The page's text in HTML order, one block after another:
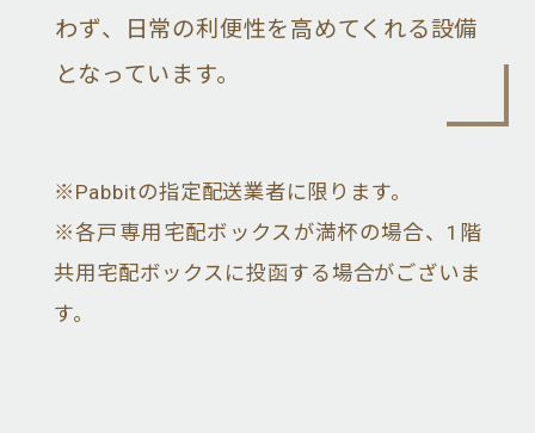
わず、日常の利便性を高めてくれる設備
となっています。
※Pabbitの指定配送業者に限ります。
※各戸専用宅配ボックスが満杯の場合、1階
共用宅配ボックスに投函する場合がございま
す。